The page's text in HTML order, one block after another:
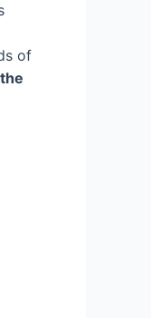
of